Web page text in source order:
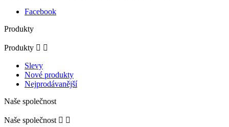
Facebook
Produkty
Produkty  
Slevy
Nové produkty
Nejprodávanější
Naše společnost
Naše společnost  